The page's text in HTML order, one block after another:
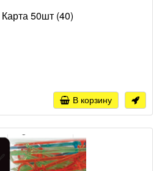
50шт (40)
В корзину